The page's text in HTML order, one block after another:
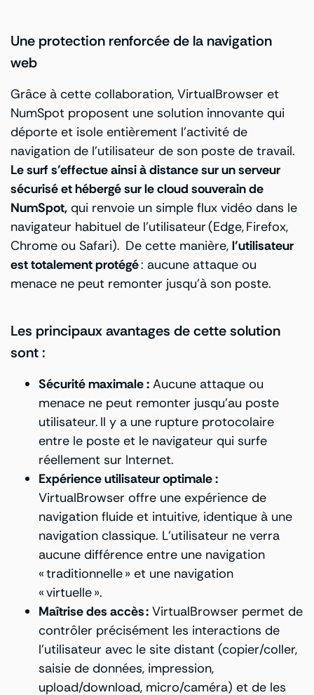
Une protection renforcée de la navigation
web
Grâce à cette collaboration, VirtualBrowser et
NumSpot proposent une solution innovante qui
déporte et isole entièrement l’activité de
navigation de l’utilisateur de son poste de travail.
Le surf s’effectue ainsi à distance sur un serveur
sécurisé et hébergé sur le cloud souverain de
NumSpot, qui renvoie un simple flux vidéo dans le
navigateur habituel de l’utilisateur (Edge, Firefox,
Chrome ou Safari). De cette manière, l’utilisateur
est totalement protégé: aucune attaque ou
menace ne peut remonter jusqu’à son poste.
Les principaux avantages de cette solution
sont :
Sécurité maximale : Aucune attaque ou
menace ne peut remonter jusqu’au poste
utilisateur. Il y a une rupture protocolaire
entre le poste et le navigateur qui surfe
réellement sur Internet.
Expérience utilisateur optimale :
VirtualBrowser offre une expérience de
navigation fluide et intuitive, identique à une
navigation classique. L’utilisateur ne verra
aucune différence entre une navigation
« traditionnelle » et une navigation
« virtuelle ».
Maîtrise des accès : VirtualBrowser permet de
contrôler précisément les interactions de
l’utilisateur avec le site distant (copier/coller,
saisie de données, impression,
upload/download, micro/caméra) et de les